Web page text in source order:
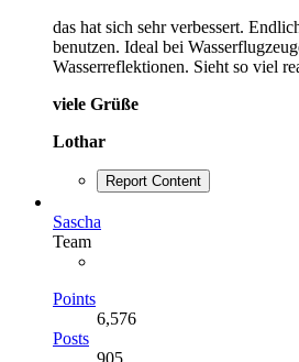
das hat sich sehr verbessert.
benutzen. Ideal bei
Wasserreflektionen. Sieht so viel
viele Grüße
Lothar
Report Content
Sascha
Team
Points
6,576
Posts
905